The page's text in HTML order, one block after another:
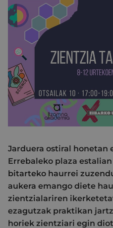
Jarduera ostiral honetan
Errebaleko plaza
bitarteko haurrei
aukera emango diete
zientzialariren
ezagutzak praktikan
horiek zientziari egin